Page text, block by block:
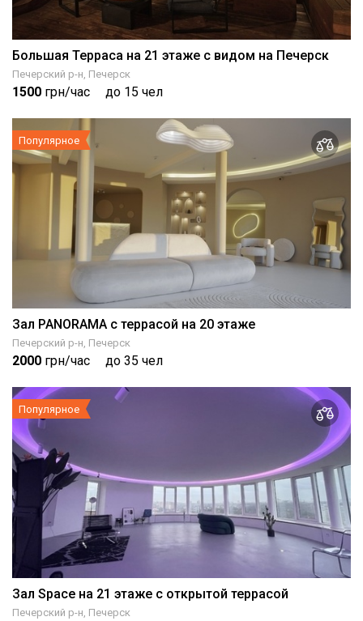
Большая Терраса на 21 этаже с видом на Печерск
Печерский р-н, Печерск
1500 грн/час до 15 чел
Популярное
Зал PANORAMA с террасой на 20 этаже
Печерский р-н, Печерск
2000 грн/час до 35 чел
Популярное
Зал Space на 21 этаже с открытой террасой
Печерский р-н, Печерск